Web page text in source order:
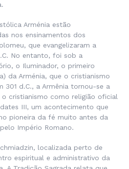
Arménia estão
nos ensinamentos dos
que evangelizaram a
No entanto, foi sob a
o Iluminador, o primeiro
da Arménia, que o cristianismo
301 d.C., a Armênia tornou-se a
cristianismo como religião oficial
III, um acontecimento que
pioneira da fé muito antes da
Império Romano.
localizada perto de
espiritual e administrativo da